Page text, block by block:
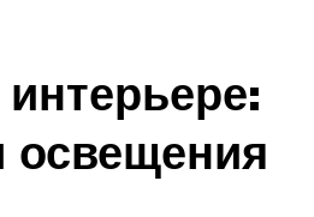
освещения